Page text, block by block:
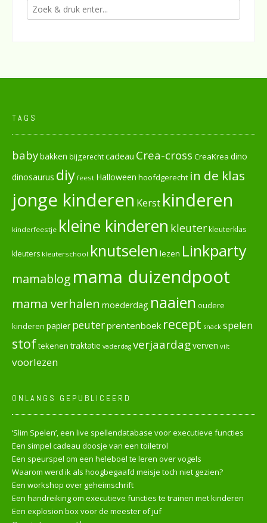
TAGS
babybakken bijgerechtcadeau Crea-cross CreaKrea dino
dinosaurus diy feest Halloween hoofdgerecht in de klas
jonge kinderen Kerst kinderen
kinderfeestje kleine kinderen kleuterkleuterklas
kleuters kleuterschool knutselen lezen Linkparty
mamablog mama duizendpoot
mama verhalen moederdag naaien oudere
kinderen papier peuterprentenboek recept snack spelen
stoftekenen traktatie vaderdag verjaardagverven vilt
voorlezen
ONLANGS GEPUBLICEERD
‘Slim Spelen’, een live spellendatabase voor executieve functies
Een simpel cadeau doosje van een toiletrol
Een speurspel om een heleboel te leren over vogels
Waarom werd ik als hoogbegaafd meisje toch niet gezien?
Een workshop over geheimschrift
Een handreiking om executieve functies te trainen met kinderen
Een explosion box voor de meester of juf